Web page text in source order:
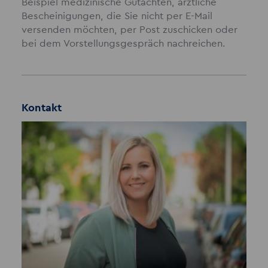
Beispiel medizinische Gutachten, ärztliche
Bescheinigungen, die Sie nicht per E-Mail
versenden möchten, per Post zuschicken oder
bei dem Vorstellungsgespräch nachreichen.
Kontakt